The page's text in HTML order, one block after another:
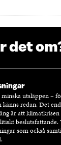
det
utsläppen –
redan. Det
är att klimatkrisen
beslutsfattande.
som också